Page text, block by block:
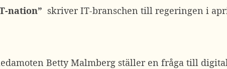
nation” skriver IT-branschen till regeringen i
Betty Malmberg ställer en fråga till